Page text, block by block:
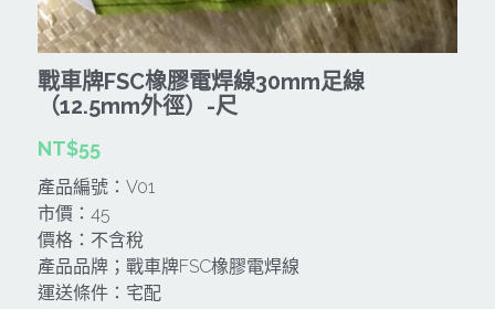
牧田MT
SHINKOMI 型鋼力
Milwaukee-12
Dewalt 電池、充電器、配件
KingTony KUANI 專業級工具
牧科Maktec
插電式
雷射測距儀
引擎類
機器附件
KOLAI格萊電動工具
KUMAS工具
REXON
MK-POWER
HULK 浩克
雷射儀器及水準儀
電動吊車、吊具、氣動工具
五金及其它
中亞焊條產品
延長線、電線、電焊線
電焊夾及切斷器
搜索
戰車牌FSC橡膠電焊線30mm足線
（12.5mm外徑）-尺
NT$55
產品編號：V01
市價：45
價格：不含稅
產品品牌；戰車牌FSC橡膠電焊線
運送條件：宅配